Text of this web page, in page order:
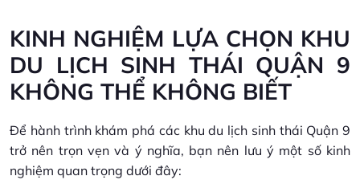
KINH NGHIỆM LỰA CHỌN KHU
DU LỊCH SINH THÁI QUẬN 9
KHÔNG THỂ KHÔNG BIẾT
Để hành trình khám phá các khu du lịch sinh thái Quận 9
trở nên trọn vẹn và ý nghĩa, bạn nên lưu ý một số kinh
nghiệm quan trọng dưới đây: